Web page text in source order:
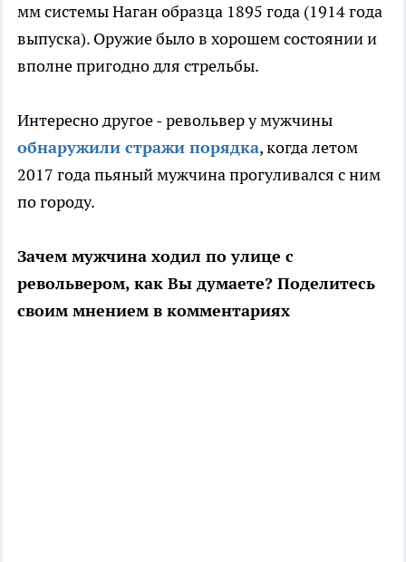
мм системы Наган образца 1895 года (1914 года
выпуска). Оружие было в хорошем состоянии и
вполне пригодно для стрельбы.
Интересно другое - револьвер у мужчины
обнаружили стражи порядка, когда летом
2017 года пьяный мужчина прогуливался с ним
по городу.
Зачем мужчина ходил по улице с
револьвером, как Вы думаете? Поделитесь
своим мнением в комментариях